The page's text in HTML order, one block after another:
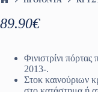
89.90€
Φινιστρίνι
2013-.
Στοκ καινούριων